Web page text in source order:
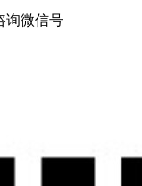
询微信号